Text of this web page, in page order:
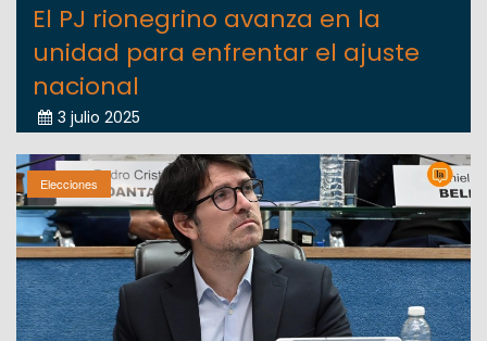
El PJ rionegrino avanza en la
unidad para enfrentar el ajuste
nacional
3 julio 2025
Elecciones